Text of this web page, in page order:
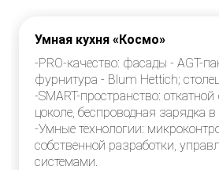
Умная кухня «Космо»
PRO-качество: фасады - AGT-
фурнитура - Blum Hettich;
SMART-пространство:
цоколе, беспроводная зарядка
Умные технологии:
собственной разработки,
системами.